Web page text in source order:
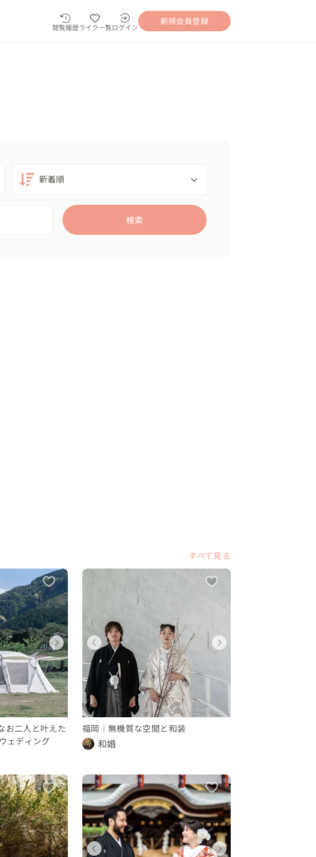
閲覧履歴ライク一覧ログイン
新規会員登録
検索
すべて見る
ウェディング
福岡県
400 〜 450 万円
ォト
ウェディングフォト
福岡県
28 〜 30 万円
フォト
ウェディングフォト
福岡県
10 〜 30 万円
お二人と叶えた
ェディング
グフォト
円
ウェディングフォト
福岡県
10 〜 30 万円
福岡｜無機質な空間と和装
和婚
ト
ウェディングフォト
ウェディング
グ
ウェディング